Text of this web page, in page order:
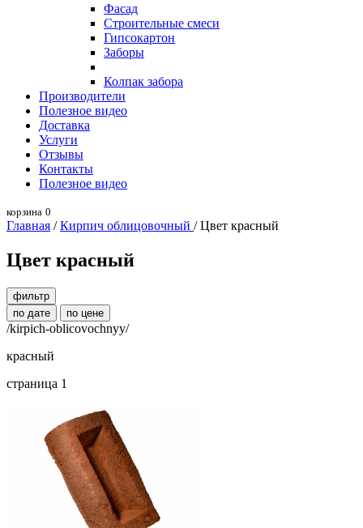
Фасад
Строительные смеси
Гипсокартон
Заборы
Колпак забора
Производители
Полезное видео
Доставка
Услуги
Отзывы
Контакты
Полезное видео
корзина 0
Главная /Кирпич облицовочный / Цвет красный
Цвет красный
фильтр
по дате
по цене
/kirpich-oblicovochnyy/
красный
страница 1